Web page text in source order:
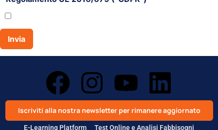
Iscriviti alla nostra newsletter per rimanere aggiornato
E-Learning Platform Test Online e Analisi Fabbisogni